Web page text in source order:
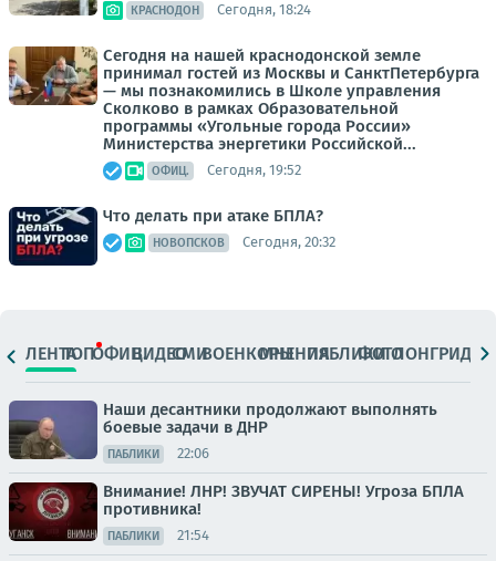
КРАСНОДОН Сегодня, 18:24
Сегодня на нашей краснодонской земле
принимал гостей из Москвы и СанктПетербурга
— мы познакомились в Школе управления
Сколково в рамках Образовательной
программы «Угольные города России»
Министерства энергетики Российской...
ОФИЦ. Сегодня, 19:52
Что делать при атаке БПЛА?
НОВОПСКОВ Сегодня, 20:32
ЛЕНТАТОПОФИЦ.ВИДЕОСМИВОЕНКОРЫМНЕНИЯПАБЛИКИ
ФОТОЛОНГРИДЫ
Наши десантники продолжают выполнять
боевые задачи в ДНР
ПАБЛИКИ 22:06
Внимание! ЛНР! ЗВУЧАТ СИРЕНЫ! Угроза БПЛА
противника!
ПАБЛИКИ 21:54